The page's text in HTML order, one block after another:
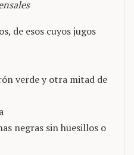
de esos cuyos jugos
verde y otra mitad de
negras sin huesillos o